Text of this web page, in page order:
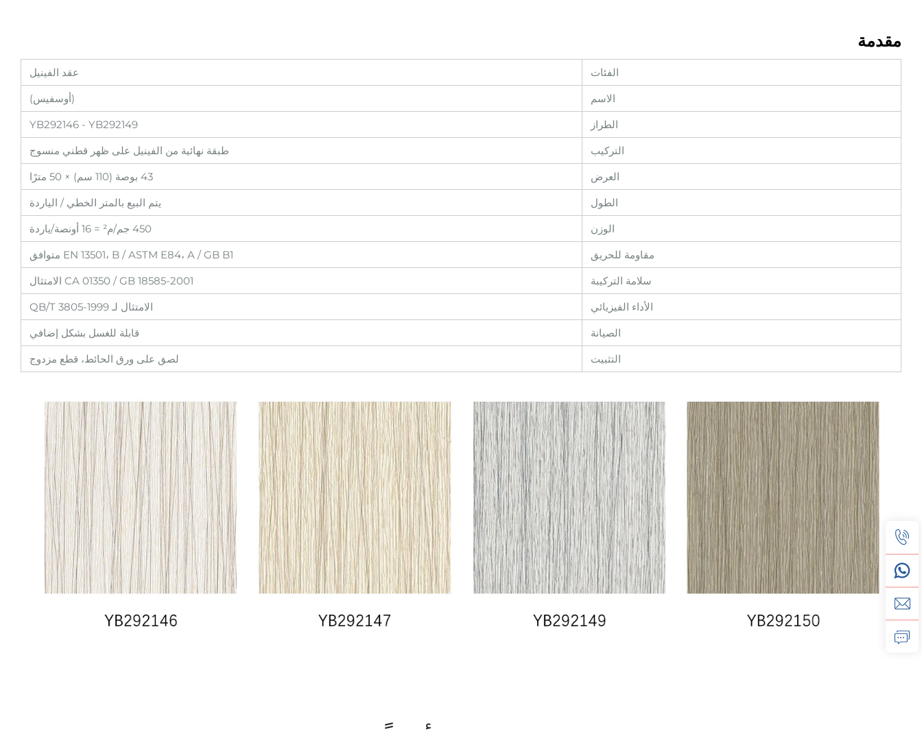
مقدمة
الفئات
عقد الفينيل
الاسم
(أوسفيس)
الطراز
YB292146 - YB292149
التركيب
طبقة نهائية من الفينيل على ظهر قطني منسوج
العرض
43 بوصة (110 سم) × 50 مترًا
الطول
يتم البيع بالمتر الخطي / الياردة
الوزن
450 جم/م² = 16 أونصة/ياردة
مقاومة للحريق
EN 13501، B / ASTM E84، A / GB B1 متوافق
سلامة التركيبة
CA 01350 / GB 18585-2001 الامتثال
الأداء الفيزيائي
الامتثال لـ QB/T 3805-1999
الصيانة
قابلة للغسل بشكل إضافي
التثبيت
لصق على ورق الحائط، قطع مزدوج